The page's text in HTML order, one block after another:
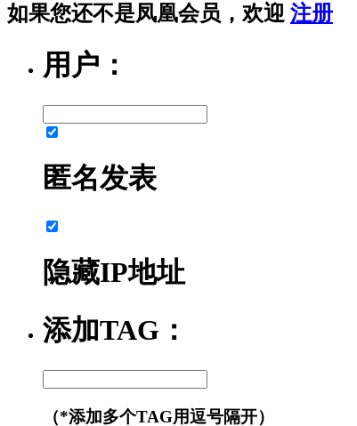
如果您还不是凤凰会员，欢迎 注册
用户：
匿名发表
隐藏IP地址
添加TAG：
（*添加多个TAG用逗号隔开）